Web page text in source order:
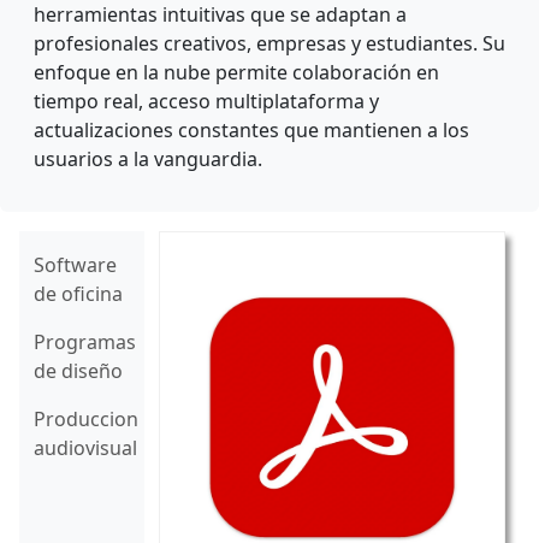
herramientas intuitivas que se adaptan a
profesionales creativos, empresas y estudiantes. Su
enfoque en la nube permite colaboración en
tiempo real, acceso multiplataforma y
actualizaciones constantes que mantienen a los
usuarios a la vanguardia.
Software
de oficina
Programas
de diseño
Produccion
audiovisual